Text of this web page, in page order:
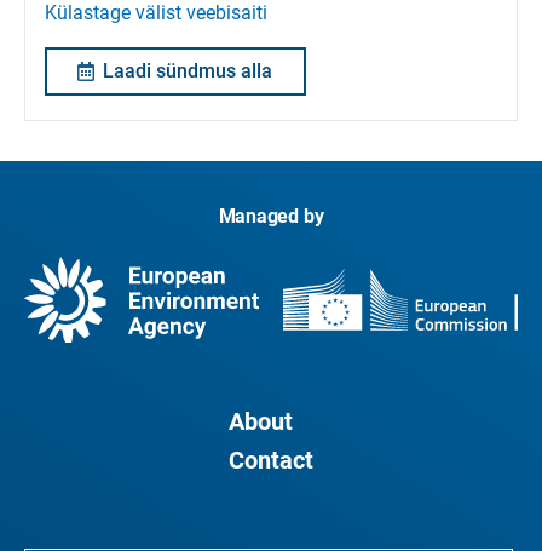
Külastage välist veebisaiti
Laadi sündmus alla
Managed by
About
Contact